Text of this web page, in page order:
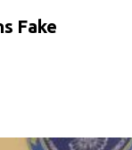
Fake